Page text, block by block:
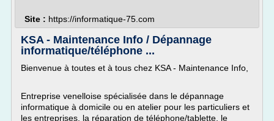
Site : https://informatique-75.com
KSA - Maintenance Info / Dépannage
informatique/téléphone ...
Bienvenue à toutes et à tous chez KSA - Maintenance Info,
Entreprise venelloise spécialisée dans le dépannage
informatique à domicile ou en atelier pour les particuliers et
les entreprises, la réparation de téléphone/tablette, le